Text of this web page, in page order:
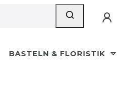
BASTELN & FLORISTIK